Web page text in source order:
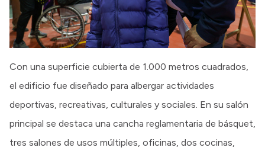
Con una superficie cubierta de 1.000 metros cuadrados,
el edificio fue diseñado para albergar actividades
deportivas, recreativas, culturales y sociales. En su salón
principal se destaca una cancha reglamentaria de básquet,
tres salones de usos múltiples, oficinas, dos cocinas,